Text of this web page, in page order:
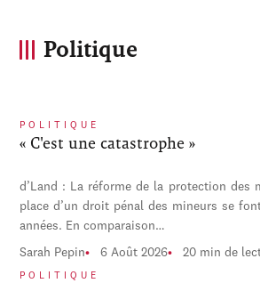
Politique
POLITIQUE
« C'est une catastrophe »
d’Land : La réforme de la protection des
place d’un droit pénal des mineurs se
années. En comparaison…
Sarah Pepin 6 Août 2026 20 min de
POLITIQUE